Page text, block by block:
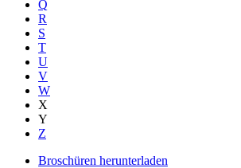
Q
R
S
T
U
V
W
X
Y
Z
Broschüren herunterladen